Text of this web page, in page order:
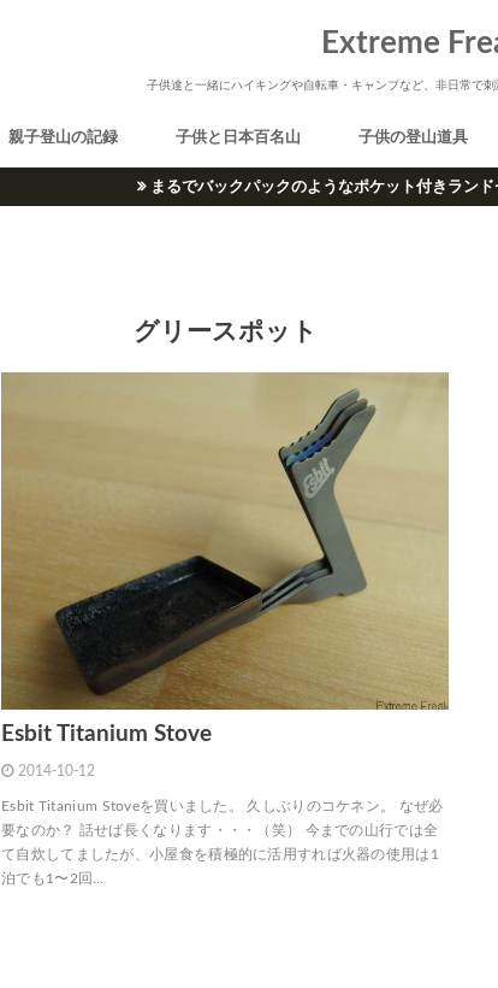
Extreme
子供達と一緒にハイキングや自転車・キャンプなど、非日常で
親子登山の記録 子供と日本百名山 子供の登山道具
まるでバックパックのようなポケット付きランド
グリースポット
Esbit Titanium Stove
2014-10-12
Esbit Titanium Stoveを買いました。 久しぶりのコケネン。 なぜ必
要なのか？ 話せば長くなります・・・（笑） 今までの山行では全
て自炊してましたが、小屋食を積極的に活用すれば火器の使用は1
泊でも1〜2回…